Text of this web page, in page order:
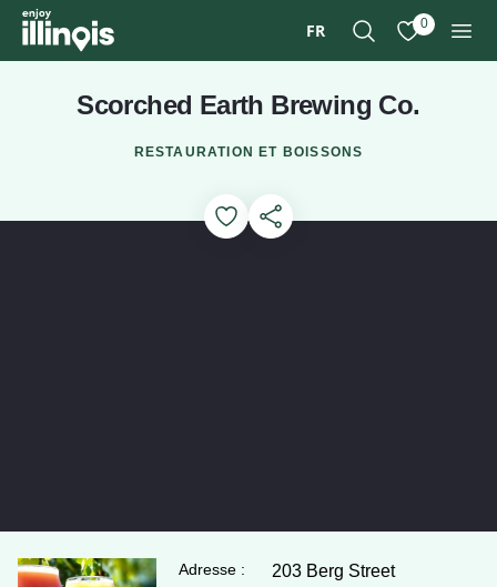
Aller au contenu principal
FR 0
Scorched Earth Brewing Co.
RESTAURATION ET BOISSONS
Add to Favorites
Partager cette page
Adresse :
203 Berg Street